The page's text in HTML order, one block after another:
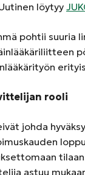
löytyy
pohtii suuria
rooli
johda
astuu